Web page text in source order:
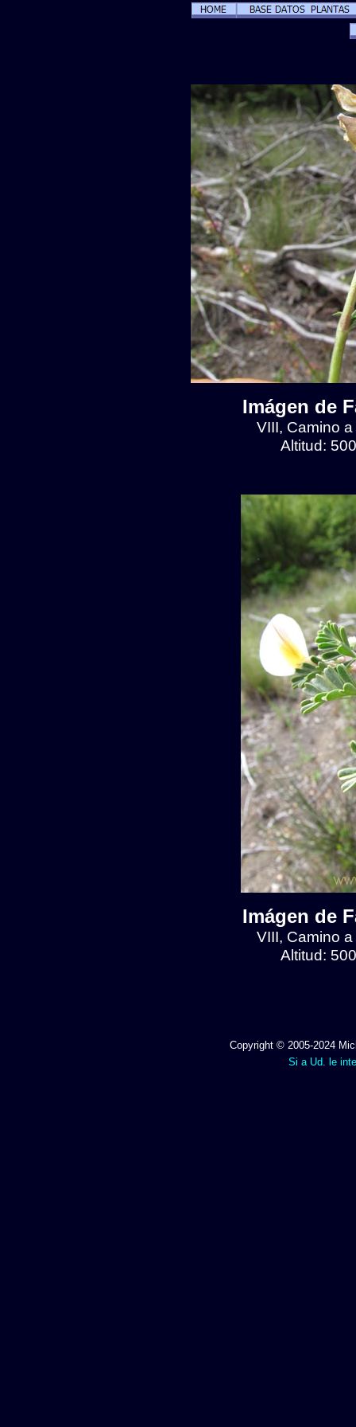
Imágen de
VIII, Camino
Altitud:
Imágen de
VIII, Camino
Altitud:
Copyright © 2005-2024
Si a Ud. le